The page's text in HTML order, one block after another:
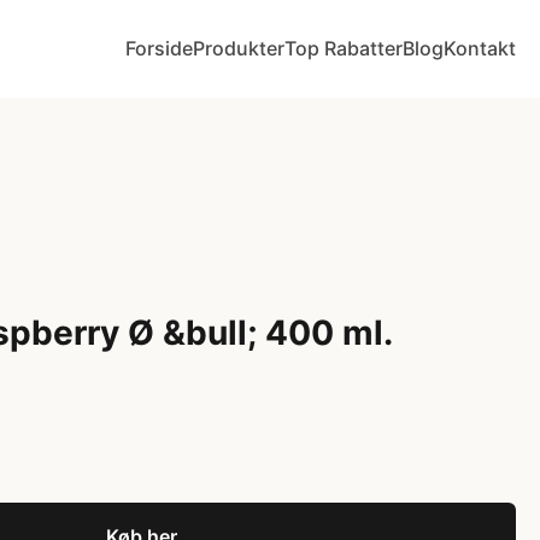
ForsideProdukterTop RabatterBlogKontakt
Ø &bull; 400 ml.